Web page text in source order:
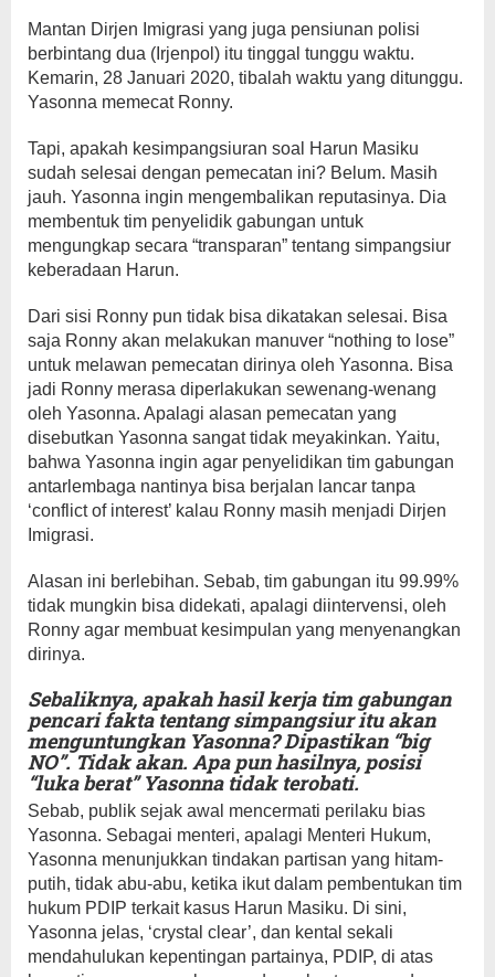
Mantan Dirjen Imigrasi yang juga pensiunan polisi
berbintang dua (Irjenpol) itu tinggal tunggu waktu.
Kemarin, 28 Januari 2020, tibalah waktu yang ditunggu.
Yasonna memecat Ronny.
Tapi, apakah kesimpangsiuran soal Harun Masiku
sudah selesai dengan pemecatan ini? Belum. Masih
jauh. Yasonna ingin mengembalikan reputasinya. Dia
membentuk tim penyelidik gabungan untuk
mengungkap secara “transparan” tentang simpangsiur
keberadaan Harun.
Dari sisi Ronny pun tidak bisa dikatakan selesai. Bisa
saja Ronny akan melakukan manuver “nothing to lose”
untuk melawan pemecatan dirinya oleh Yasonna. Bisa
jadi Ronny merasa diperlakukan sewenang-wenang
oleh Yasonna. Apalagi alasan pemecatan yang
disebutkan Yasonna sangat tidak meyakinkan. Yaitu,
bahwa Yasonna ingin agar penyelidikan tim gabungan
antarlembaga nantinya bisa berjalan lancar tanpa
‘conflict of interest’ kalau Ronny masih menjadi Dirjen
Imigrasi.
Alasan ini berlebihan. Sebab, tim gabungan itu 99.99%
tidak mungkin bisa didekati, apalagi diintervensi, oleh
Ronny agar membuat kesimpulan yang menyenangkan
dirinya.
Sebaliknya, apakah hasil kerja tim gabungan
pencari fakta tentang simpangsiur itu akan
menguntungkan Yasonna? Dipastikan “big
NO”. Tidak akan. Apa pun hasilnya, posisi
“luka berat” Yasonna tidak terobati.
Sebab, publik sejak awal mencermati perilaku bias
Yasonna. Sebagai menteri, apalagi Menteri Hukum,
Yasonna menunjukkan tindakan partisan yang hitam-
putih, tidak abu-abu, ketika ikut dalam pembentukan tim
hukum PDIP terkait kasus Harun Masiku. Di sini,
Yasonna jelas, ‘crystal clear’, dan kental sekali
mendahulukan kepentingan partainya, PDIP, di atas